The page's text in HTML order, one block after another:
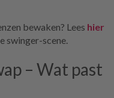
bewaken? Lees hier
swinger-scene.
– Wat past